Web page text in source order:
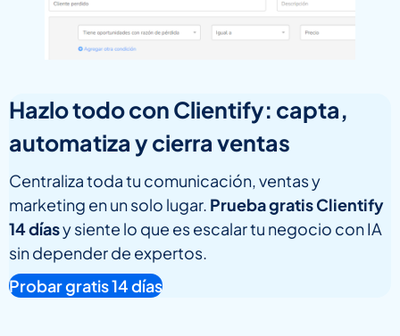
Hazlo todo con Clientify: capta,
automatiza y cierra ventas
Centraliza toda tu comunicación, ventas y
marketing en un solo lugar. Prueba gratis Clientify
14 díasy siente lo que es escalar tu negocio con IA
sin depender de expertos.
Probar gratis 14 días